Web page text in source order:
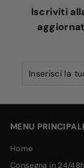
Iscriviti
Inserisci
Iscriviti
MENU
home
consegna in 24/